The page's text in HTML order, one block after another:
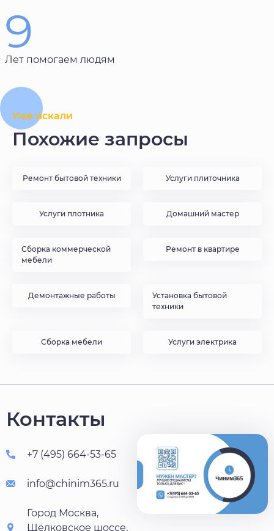
9
Лет помогаем людям
Уже искали
Похожие запросы
Ремонт бытовой техники Услуги плиточника
Услуги плотника Домашний мастер
Сборка коммерческой
мебели
Ремонт в квартире
Демонтажные работы
Установка бытовой
техники
Сборка мебели Услуги электрика
Контакты
+7 (495) 664-53-65
info@chinim365.ru
Город Москва,
Щёлковское шоссе,